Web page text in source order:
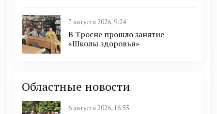
7 августа 2026, 9:24
В Тросне прошло занятие
«Школы здоровья»
Областные новости
6 августа 2026, 16:55